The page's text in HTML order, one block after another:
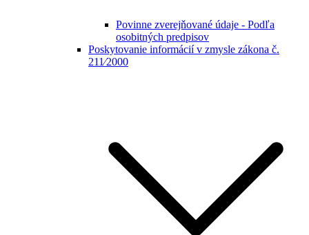
Povinne zverejňované údaje - Podľa
osobitných predpisov
Poskytovanie informácií v zmysle zákona č.
211⁄2000